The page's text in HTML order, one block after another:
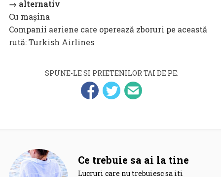
→ alternativ
Cu mașina
Companii aeriene care operează zboruri pe această
rută: Turkish Airlines
SPUNE-LE SI PRIETENILOR TAI DE PE:
Ce trebuie sa ai la tine
Lucruri care nu trebuiesc sa iti